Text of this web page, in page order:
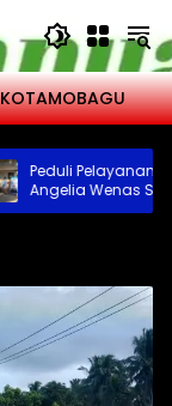
KOTAMOBAGU
Pelayanan
Wenas
untuk Umat